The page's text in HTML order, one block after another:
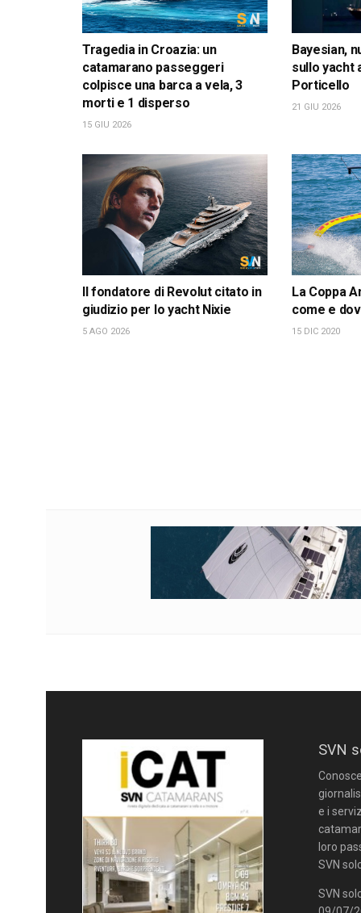
Tragedia in Croazia: un
catamarano passeggeri
colpisce una barca a vela, 3
morti e 1 disperso
15 GIU 2026
Bayesian,
sullo yacht
Porticello
21 GIU 2026
Il fondatore di Revolut citato in
giudizio per lo yacht Nixie
5 AGO 2026
La Coppa
come e
15 DIC 2020
SVN
e i
loro
SVN
SVN